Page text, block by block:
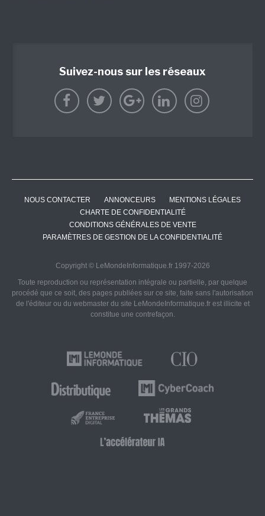
Suivez-nous sur les réseaux
NOUS CONTACTER ANNONCEURS
MENTIONS LÉGALES
CHARTE DE CONFIDENTIALITÉ
CONDITIONS GÉNÉRALES DE VENTE
PARAMÈTRES DE GESTION DE LA CONFIDENTIALITÉ
Copyright © LeMondeInformatique.fr 1997-2026
Toute reproduction ou représentation intégrale ou partielle, par quelque
procédé que ce soit, des pages publiées sur ce site, faite sans l'autorisation
de l'éditeur ou du webmaster du site LeMondeInformatique.fr est illicite et
constitue une contrefaçon.